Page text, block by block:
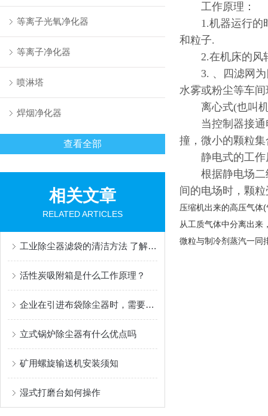
等离子光氧净化器
等离子净化器
喷淋塔
焊烟净化器
查看全部
相关文章
RELATED ARTICLES
工业除尘器滤袋的清洁方法 了解一下
活性炭吸附箱是什么工作原理？
企业在引进布袋除尘器时，需要注意哪些关键点？
立式锅炉除尘器有什么优点吗
矿用螺旋输送机安装须知
湿式打磨台如何操作
工作原理：
1.机器运行的时
和粒子.
2.在机床的风轮
3. 、四滤网为
水雾或粉尘等车
离心式(也叫机
当控制器接通电
撞，微小的颗粒
静电式的工作
根据静电场二级
间的电场时，颗
压缩机出来的高压气体
从工质气体中分离出来
微粒与制冷剂蒸汽一同